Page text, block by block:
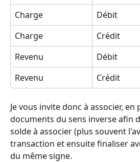
Charge
Débit
Charge
Crédit
Revenu
Débit
Revenu
Crédit
Je vous invite donc à associer, en
documents du sens inverse afin
solde à associer (plus souvent
transaction et ensuite finaliser
du même signe.